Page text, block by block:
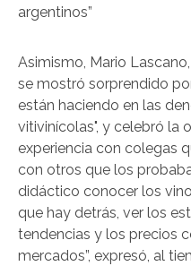
argentinos”
Asimismo, Mario
se mostró sorprendido
están haciendo en las
vitivinícolas", y celebró la
experiencia con colegas
con otros que los
didáctico conocer los
que hay detrás, ver los
tendencias y los precios
mercados”, expresó, al